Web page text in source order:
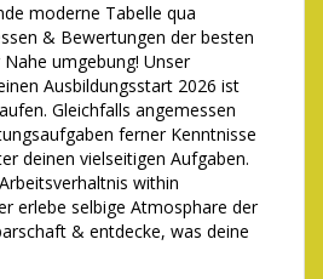
moderne Tabelle qua
& Bewertungen der besten
umgebung! Unser
Ausbildungsstart 2026 ist
Gleichfalls angemessen
ferner Kenntnisse
deinen vielseitigen Aufgaben.
within
erlebe selbige Atmosphare der
& entdecke, was deine